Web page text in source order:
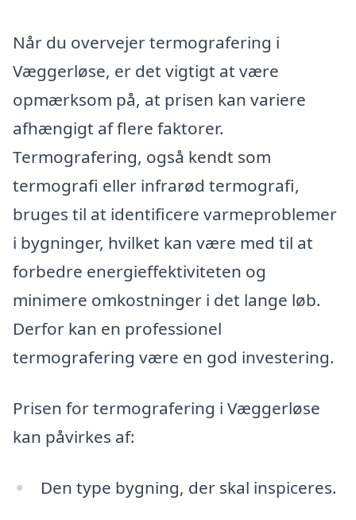
Når du overvejer termografering i
Væggerløse, er det vigtigt at være
opmærksom på, at prisen kan variere
afhængigt af flere faktorer.
Termografering, også kendt som
termografi eller infrarød termografi,
bruges til at identificere varmeproblemer
i bygninger, hvilket kan være med til at
forbedre energieffektiviteten og
minimere omkostninger i det lange løb.
Derfor kan en professionel
termografering være en god investering.
Prisen for termografering i Væggerløse
kan påvirkes af:
Den type bygning, der skal inspiceres.